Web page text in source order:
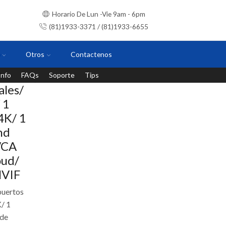
Horario De Lun -Vie 9am - 6pm
(81)1933-3371 / (81)1933-6655
Otros Contactenos
FAQs Soporte Tips
1
1